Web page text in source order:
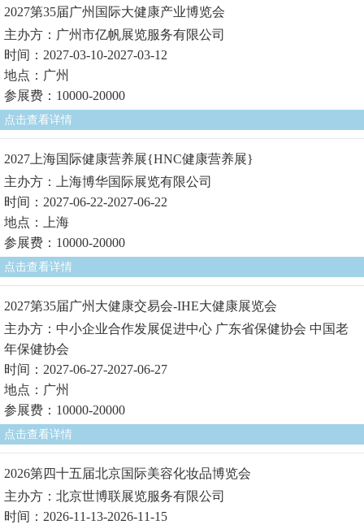
2027第35届广州国际大健康产业博览会
主办方：广州市亿帆展览服务有限公司
时间：2027-03-10-2027-03-12
地点：广州
参展费：10000-20000
点击查看详情
2027上海国际健康营养展{HNC健康营养展}
主办方：上海博华国际展览有限公司
时间：2027-06-22-2027-06-22
地点：上海
参展费：10000-20000
点击查看详情
2027第35届广州大健康交易会-IHE大健康展览会
主办方：中小企业合作发展促进中心 广东省保健协会 中国老
年保健协会
时间：2027-06-27-2027-06-27
地点：广州
参展费：10000-20000
点击查看详情
2026第四十五届北京国际美容化妆品博览会
主办方：北京世博联展览服务有限公司
时间：2026-11-13-2026-11-15